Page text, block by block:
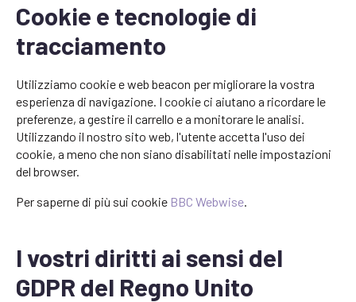
Cookie e tecnologie di
tracciamento
Utilizziamo cookie e web beacon per migliorare la vostra
esperienza di navigazione. I cookie ci aiutano a ricordare le
preferenze, a gestire il carrello e a monitorare le analisi.
Utilizzando il nostro sito web, l'utente accetta l'uso dei
cookie, a meno che non siano disabilitati nelle impostazioni
del browser.
Per saperne di più sui cookie BBC Webwise.
I vostri diritti ai sensi del
GDPR del Regno Unito